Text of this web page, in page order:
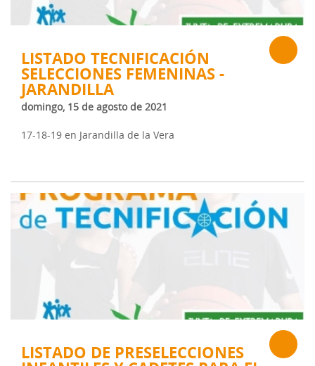
LISTADO TECNIFICACIÓN
SELECCIONES FEMENINAS -
JARANDILLA
domingo, 15 de agosto de 2021
17-18-19 en Jarandilla de la Vera
LISTADO DE PRESELECCIONES